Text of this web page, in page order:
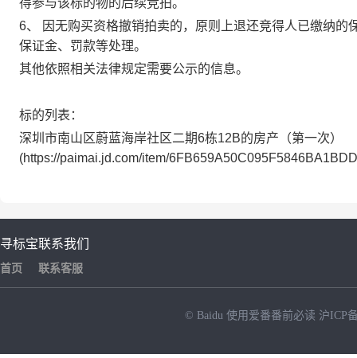
得参与该标的物的后续竞拍。
6、 因无购买资格撤销拍卖的，原则上退还竞得人已缴纳
保证金、罚款等处理。
其他依照相关法律规定需要公示的信息。
标的列表：
深圳市南山区蔚蓝海岸社区二期6栋12B的房产（第一次）
(https://paimai.jd.com/item/
寻标宝
首页
联系我们
联系客服
© Baidu 使用爱番番前必读 沪ICP